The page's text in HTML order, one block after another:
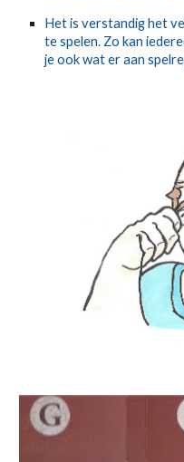
Het is verstandig het
te spelen. Zo kan
je ook wat er aan